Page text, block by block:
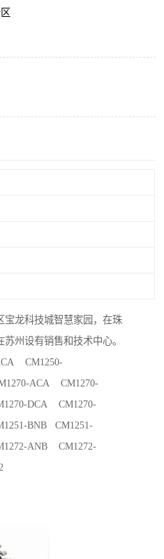
宝龙科技城智慧家园，在珠
州设有销售和技术中心。
CM1250-
ACA CM1270-
DCA CM1270-
BNB CM1251-
ANB CM1272-